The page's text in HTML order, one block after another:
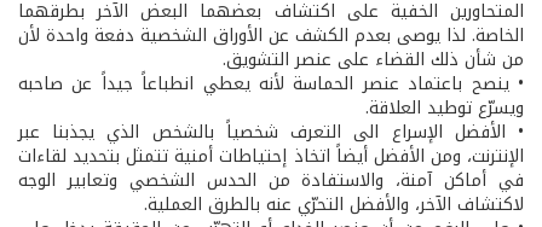
المتحاورين الخفية على اكتشاف بعضهما البعض الآخر بطرقهما
الخاصة. لذا يوصى بعدم الكشف عن الأوراق الشخصية دفعة واحدة لأن
من شأن ذلك القضاء على عنصر التشويق.
• ينصح باعتماد عنصر الحماسة لأنه يعطي انطباعاً جيداً عن صاحبه
ويسرّع توطيد العلاقة.
• الأفضل الإسراع الى التعرف شخصياً بالشخص الذي يجذبنا عبر
الإنترنت، ومن الأفضل أيضاً اتخاذ إحتياطات أمنية تتمثل بتحديد لقاءات
في أماكن آمنة، والاستفادة من الحدس الشخصي وتعابير الوجه
لاكتشاف الآخر، والأفضل التحرّي عنه بالطرق العملية.